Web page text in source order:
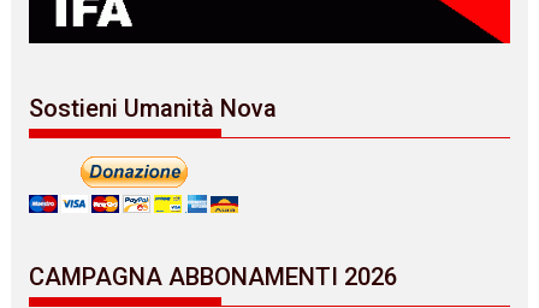
Sostieni Umanità Nova
CAMPAGNA ABBONAMENTI 2026